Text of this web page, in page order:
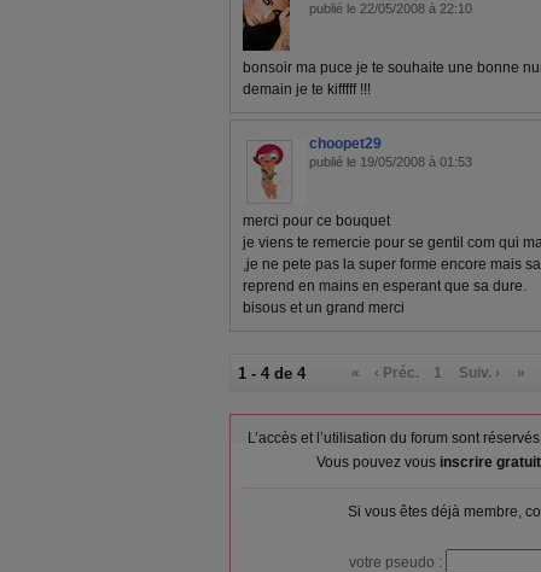
publié le 22/05/2008 à 22:10
bonsoir ma puce je te souhaite une bonne
demain je te kifffff !!!
choopet29
publié le 19/05/2008 à 01:53
merci pour ce bouquet
je viens te remercie pour se gentil com qui
,je ne pete pas la super forme encore mais
reprend en mains en esperant que sa dure.
bisous et un grand merci
1 - 4 de 4 « ‹ Préc. 1 Suiv. › »
L’accès et l’utilisation du forum sont
Vous pouvez vous inscrire
Si vous êtes déjà membre,
votre pseudo :